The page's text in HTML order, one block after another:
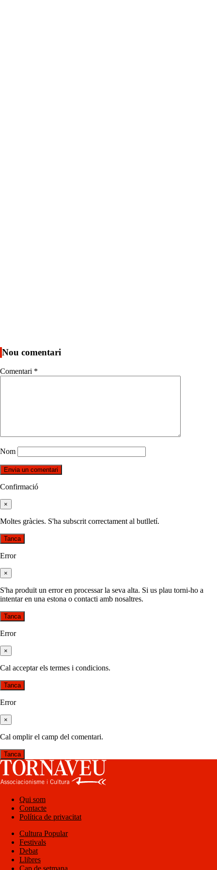
Nou comentari
Comentari *
Nom
Confirmació
×
Moltes gràcies. S'ha subscrit correctament al butlletí.
Tanca
Error
×
S'ha produït un error en processar la seva alta. Si us plau torni-ho a
intentar en una estona o contacti amb nosaltres.
Tanca
Error
×
Cal acceptar els termes i condicions.
Tanca
Error
×
Cal omplir el camp del comentari.
Tanca
Qui som
Contacte
Política de privacitat
Cultura Popular
Festivals
Debat
Llibres
Cap de setmana